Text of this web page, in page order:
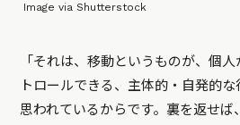
Image via Shutterstock
「それは、移動というものが、個
トロールできる、主体的・自発的
思われているからです。裏を返せ